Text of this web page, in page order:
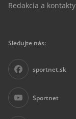
Redakcia a kontakty
Sledujte nás:
sportnet.sk
Sportnet